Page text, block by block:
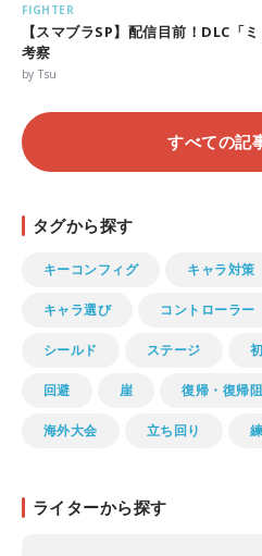
FIGHTER
【スマブラSP】配信目前！DLC「
考察
by Tsu
すべての記
タグから探す
キーコンフィグ キャラ対策
キャラ選び コントローラー
シールド ステージ
回避 崖 復帰・復帰
海外大会 立ち回り
ライターから探す